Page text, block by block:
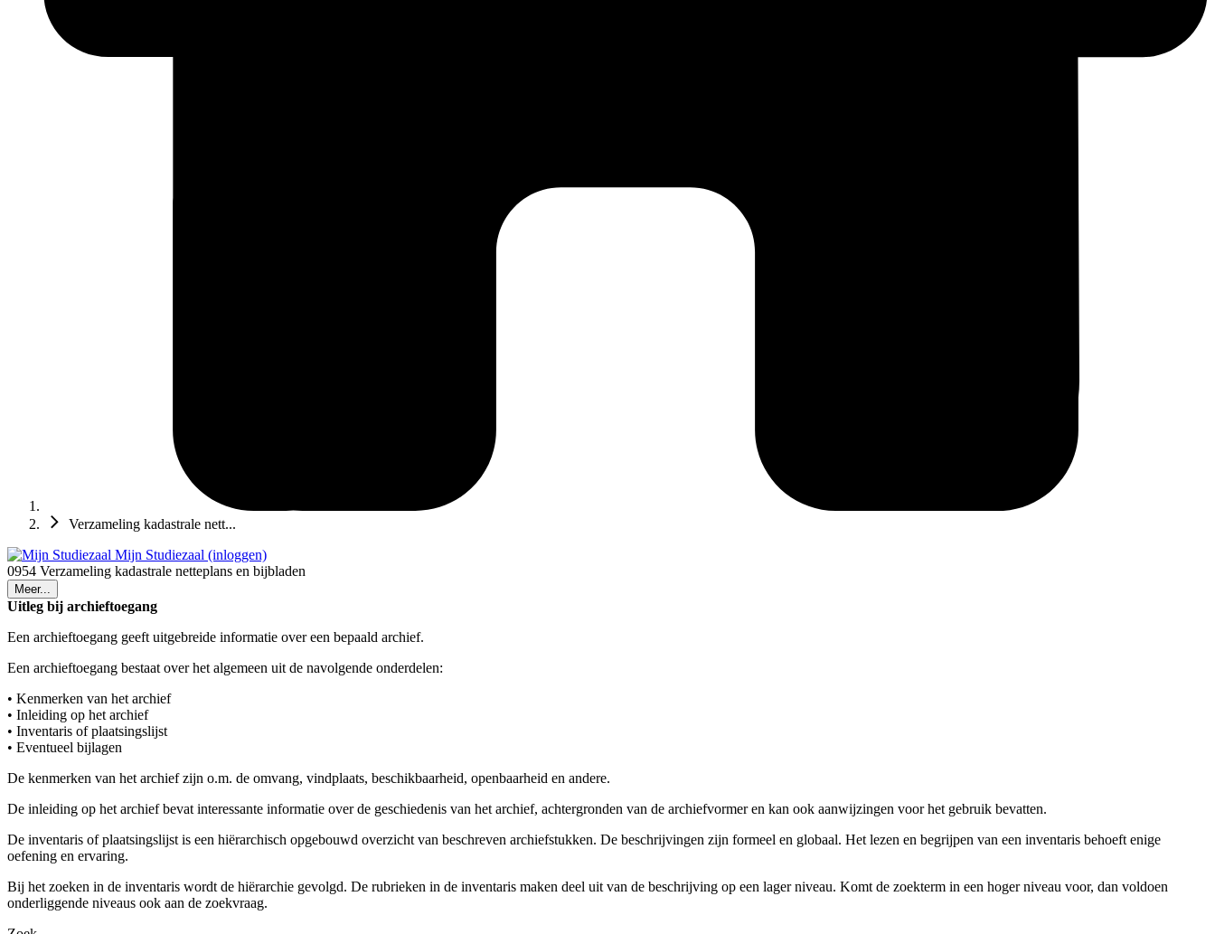
Verzameling kadastrale nett...
Mijn Studiezaal (inloggen)
0954 Verzameling kadastrale netteplans en bijbladen
Meer...
Uitleg bij archieftoegang
Een archieftoegang geeft uitgebreide informatie over een bepaald archief.
Een archieftoegang bestaat over het algemeen uit de navolgende onderdelen:
• Kenmerken van het archief
• Inleiding op het archief
• Inventaris of plaatsingslijst
• Eventueel bijlagen
De kenmerken van het archief zijn o.m. de omvang, vindplaats, beschikbaarheid, openbaarheid en andere.
De inleiding op het archief bevat interessante informatie over de geschiedenis van het archief, achtergronden van de archiefvormer en kan ook aanwijzingen voor het gebruik bevatten.
De inventaris of plaatsingslijst is een hiërarchisch opgebouwd overzicht van beschreven archiefstukken. De beschrijvingen zijn formeel en globaal. Het lezen en begrijpen van een inventaris behoeft enige
oefening en ervaring.
Bij het zoeken in de inventaris wordt de hiërarchie gevolgd. De rubrieken in de inventaris maken deel uit van de beschrijving op een lager niveau. Komt de zoekterm in een hoger niveau voor, dan voldoen
onderliggende niveaus ook aan de zoekvraag.